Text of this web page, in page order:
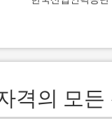
격의 모든